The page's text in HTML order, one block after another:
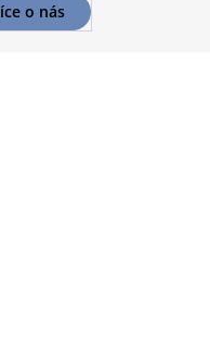
o nás